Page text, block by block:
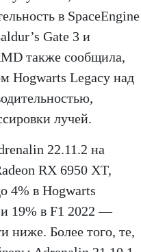
в SpaceEngine
Gate 3 и
также сообщила,
Hogwarts Legacy над
лучей.
22.11.2 на
RX 6950 XT,
4% в Hogwarts
19% в F1 2022 —
ниже. Более того, те,